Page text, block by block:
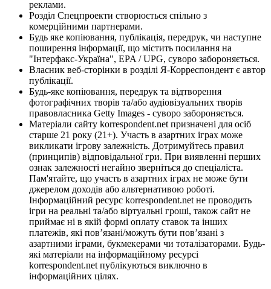
реклами.
Розділ Спецпроекти створюється спільно з
комерційними партнерами.
Будь яке копіювання, публікація, передрук, чи наступне
поширення інформації, що містить посилання на
"Інтерфакс-Україна", EPA / UPG, суворо забороняється.
Власник веб-сторінки в розділі Я-Корреспондент є автор
публікації.
Будь-яке копіювання, передрук та відтворення
фотографічних творів та/або аудіовізуальних творів
правовласника Getty Images - суворо забороняється.
Матеріали сайту korrespondent.net призначені для осіб
старше 21 року (21+). Участь в азартних іграх може
викликати ігрову залежність. Дотримуйтесь правил
(принципів) відповідальної гри. При виявленні перших
ознак залежності негайно зверніться до спеціаліста.
Пам'ятайте, що участь в азартних іграх не може бути
джерелом доходів або альтернативою роботі.
Інформаційний ресурс korrespondent.net не проводить
ігри на реальні та/або віртуальні гроші, також сайт не
приймає ні в якій формі оплату ставок та інших
платежів, які пов’язані/можуть бути пов’язані з
азартними іграми, букмекерами чи тоталізаторами. Будь-
які матеріали на інформаційному ресурсі
korrespondent.net публікуються виключно в
інформаційних цілях.